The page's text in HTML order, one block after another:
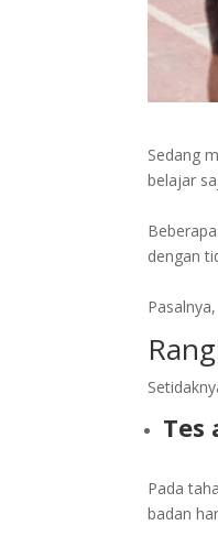
Sedang
belajar
dengan
Tes
Pada
badan